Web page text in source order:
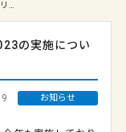
…
の実施につい
お知らせ